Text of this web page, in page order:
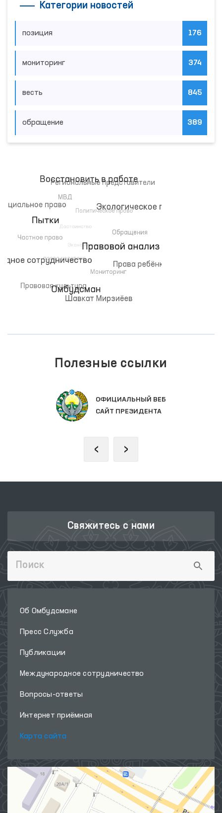
Категории новостей
позиция 176
мониторинг 374
весть 845
обращение 389
Полезные ссылки
ЗАКОНОДАТЕЛЬНАЯ ПАЛАТА
ОЛИЙ МАЖЛИСА
‹ ›
Свяжитесь с нами
Об Омбудсмане
Пресс Служба
Публикации
Международное сотрудничество
Вопросы-ответы
Интернет приёмная
Карта сайта